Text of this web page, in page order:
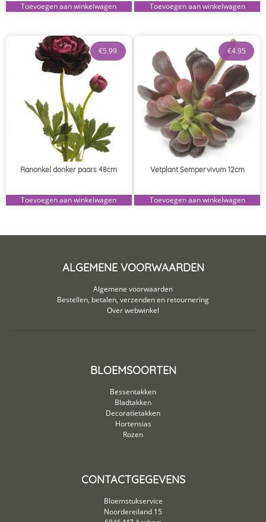
Toevoegen aan winkelwagen Toevoegen aan winkelwagen
Ranonkel donker paars 48cm
€5.99
Toevoegen aan winkelwagen
Vetplant Sempervivum 12cm
€4.95
Toevoegen aan winkelwagen
ALGEMENE VOORWAARDEN
Algemene voorwaarden
Bestellen, betalen, verzenden en retournering
Over webwinkel
BLOEMSOORTEN
Bessentakken
Bladtakken
Decoratietakken
Hortensias
Rozen
CONTACTGEGEVENS
Bloemstukservice
Noordereiland 15